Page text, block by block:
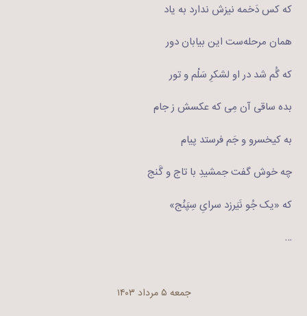
که کس دَخمه نیزش ندارد به یاد
همان مرحله‌ست این بیابان دور
که گُم شد در او لشکرِ سَلْم و تور
بده ساقی آن مِی که عکسش ز جام
به کیخسرو و جَم فرستد پیام
چه خوش گفت جمشیدِ با تاج و گَنج
که «یک جُو نَیَرزد سرایِ سِپَنْج»
…
جمعه ۵ مرداد ۱۴۰۳